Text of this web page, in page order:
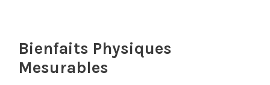
Bienfaits Physiques
Mesurables